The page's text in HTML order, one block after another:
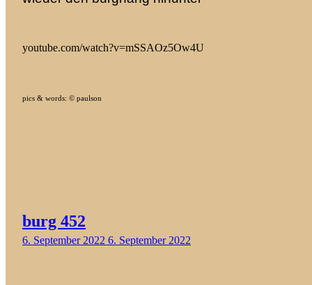
youtube.com/watch?v=mSSAOz5Ow4U
pics & words: © paulson
burg 452
6. September 2022 6. September 2022